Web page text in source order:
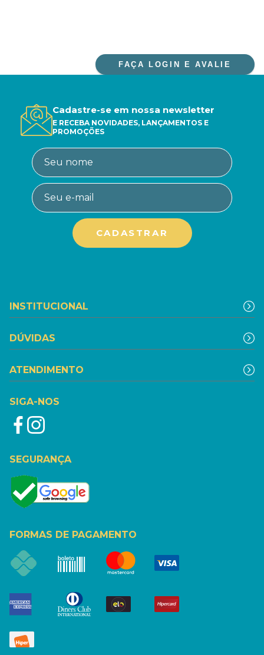
FAÇA LOGIN E AVALIE
Cadastre-se em nossa newsletter
E RECEBA NOVIDADES, LANÇAMENTOS E
PROMOÇÕES
INSTITUCIONAL
DÚVIDAS
ATENDIMENTO
SIGA-NOS
SEGURANÇA
FORMAS DE PAGAMENTO